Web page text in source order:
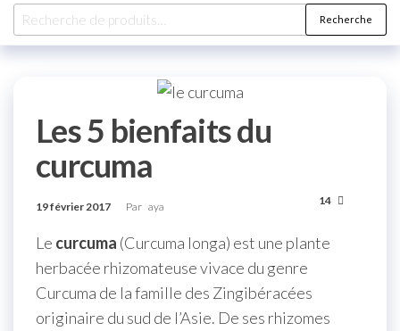
Recherche
Les 5 bienfaits du
curcuma
19 février 2017 Par aya 14
Le curcuma (Curcuma longa) est une plante
herbacée rhizomateuse vivace du genre
Curcuma de la famille des Zingibéracées
originaire du sud de l’Asie. De ses rhizomes